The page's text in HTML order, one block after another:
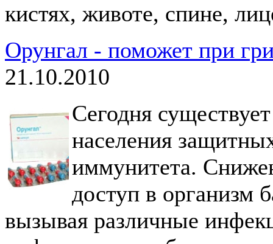
кистях, животе, спине,
Орунгал - поможет при
21.10.2010
Сегодня
населения
иммунитета.
доступ в организм
вызывая различные